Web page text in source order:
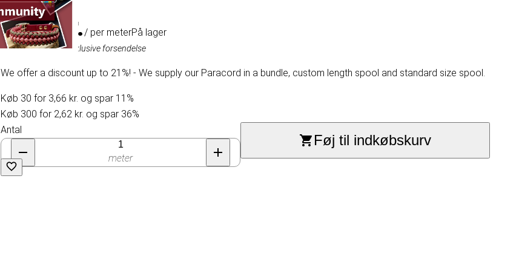
4,11 kr./ per meterPå lager
Inklusive moms, eksklusive forsendelse
We offer a discount up to 21%! - We supply our Paracord in a bundle, custom length spool and standard size spool.
Køb 30 for 3,66 kr. og spar 11%
Køb 300 for 2,62 kr. og spar 36%
Antal
meter
Føj til indkøbskurv